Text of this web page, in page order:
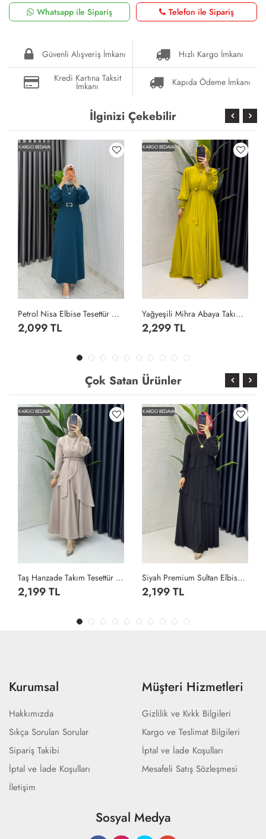
Whatsapp ile Sipariş
Telefon ile Sipariş
Güvenli Alışveriş İmkanı
Hızlı Kargo İmkanı
Kredi Kartına Taksit
İmkanı Kapıda Ödeme İmkanı
İlginizi Çekebilir
KARGO BEDAVA
Petrol Nisa Elbise Tesettür Giyim Petrol Yeşili
2,099 TL
KARGO BEDAVA
Yağyeşili Mihra Abaya Takım Tesettür Giyim Yağ Yeşili
2,299 TL
Çok Satan Ürünler
KARGO BEDAVA
Taş Hanzade Takım Tesettür Giyim Taş Rengi
2,199 TL
KARGO BEDAVA
Siyah Premium Sultan Elbise Tesettür Giyim Siyah
2,199 TL
Kurumsal
Hakkımızda
Sıkça Sorulan Sorular
Sipariş Takibi
İptal ve İade Koşulları
İletişim
Müşteri Hizmetleri
Gizlilik ve Kvkk Bilgileri
Kargo ve Teslimat Bilgileri
İptal ve İade Koşulları
Mesafeli Satış Sözleşmesi
Sosyal Medya